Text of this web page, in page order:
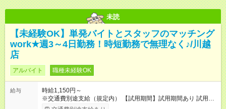
未読
【未経験OK】単発バイトとスタッフのマッチング
work★週3～4日勤務！時短勤務で無理なく♪/川越
店
アルバイト 職種未経験OK
給与
時給1,150円～
※交通費別途支給（規定内） 【試用期間】試用期間あり 試用期
間の長さ：2ヶ月 雇用形態、給与は本採用時と同じです。